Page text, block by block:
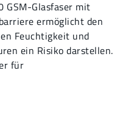
GSM-Glasfaser mit
ermöglicht den
Feuchtigkeit und
ein Risiko darstellen.
für